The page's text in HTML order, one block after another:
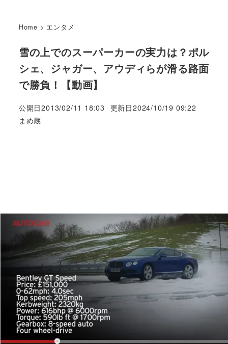
Home > エンタメ
雪の上でのスーパーカーの実力は？ポル
シェ、ジャガー、アウディらが滑る路面
で勝負！【動画】
公開日2013/02/11 18:03 更新日2024/10/19 09:22
著
まめ蔵